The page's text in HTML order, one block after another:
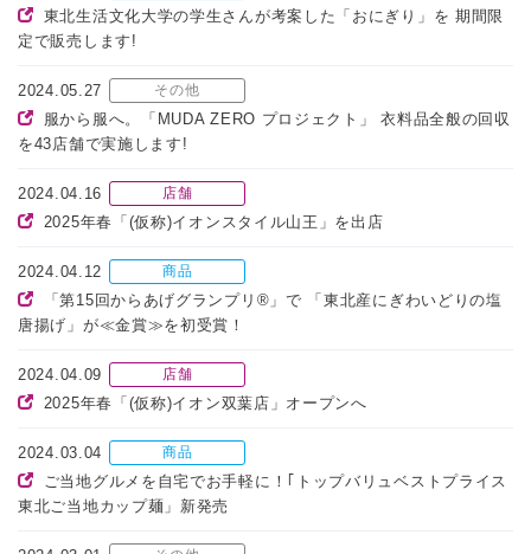
東北生活文化大学の学生さんが考案した「おにぎり」を 期間限
定で販売します!
2024.05.27 その他
服から服へ。「MUDA ZERO プロジェクト」 衣料品全般の回収
を43店舗で実施します!
2024.04.16 店舗
2025年春「(仮称)イオンスタイル山王」を出店
2024.04.12 商品
「第15回からあげグランプリ®」で 「東北産にぎわいどりの塩
唐揚げ」が≪金賞≫を初受賞！
2024.04.09 店舗
2025年春「(仮称)イオン双葉店」オープンへ
2024.03.04 商品
ご当地グルメを自宅でお手軽に！｢トップバリュベストプライス
東北ご当地カップ麺」新発売